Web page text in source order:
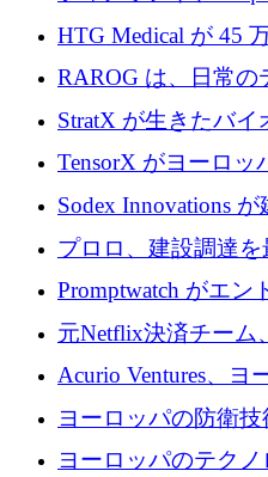
認可
HTG Medical が 45
尿モニタリングを自
証を獲得
RAROG は、日常の
助ビーコンに変える
StratX が生きたバ
ン対策に 119 万ド
TensorX がヨーロッ
有者によって決まる
Sodex Innovations
のインテリジェンス
ユーロを確保
プロロ、建設調達
ンドを調達
Promptwatch がエ
適化プラットフォー
万ユーロを調達
元Netflix決済チーム
ラットフォーム
万ユーロを調達
Acurio Ventures、ヨ
流動性を解放するた
ファンドを立ち上げ
ヨーロッパの防衛
ングは、180億ドル
ヨーロッパのテク